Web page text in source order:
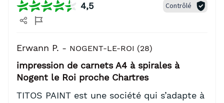
4,5 Contrôlé
Erwann P. - NOGENT-LE-ROI (28)
impression de carnets A4 à spirales à
Nogent le Roi proche Chartres
TITOS PAINT est une société qui s’adapte à